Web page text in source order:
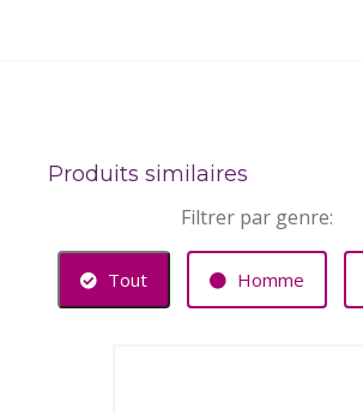
Produits similaires
Filtrer par genre:
Tout Homme